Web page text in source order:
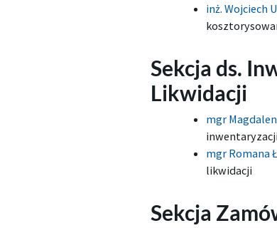
inż. Wojciech
Sekcja ds.
Likwidacji
mgr
mgr Romana
likwidacji
Sekcja